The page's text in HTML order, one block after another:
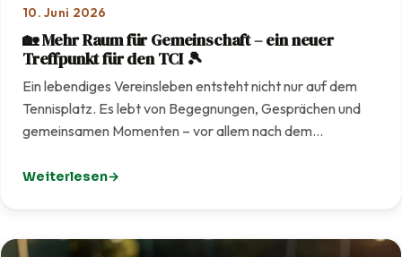
10. Juni 2026
🏡 Mehr Raum für Gemeinschaft – ein neuer
Treffpunkt für den TCI 🎾
Ein lebendiges Vereinsleben entsteht nicht nur auf dem
Tennisplatz. Es lebt von Begegnungen, Gesprächen und
gemeinsamen Momenten – vor allem nach dem…
Weiterlesen
: 🏡 Mehr Raum für Gemeinschaft – ein neuer Treffpunkt